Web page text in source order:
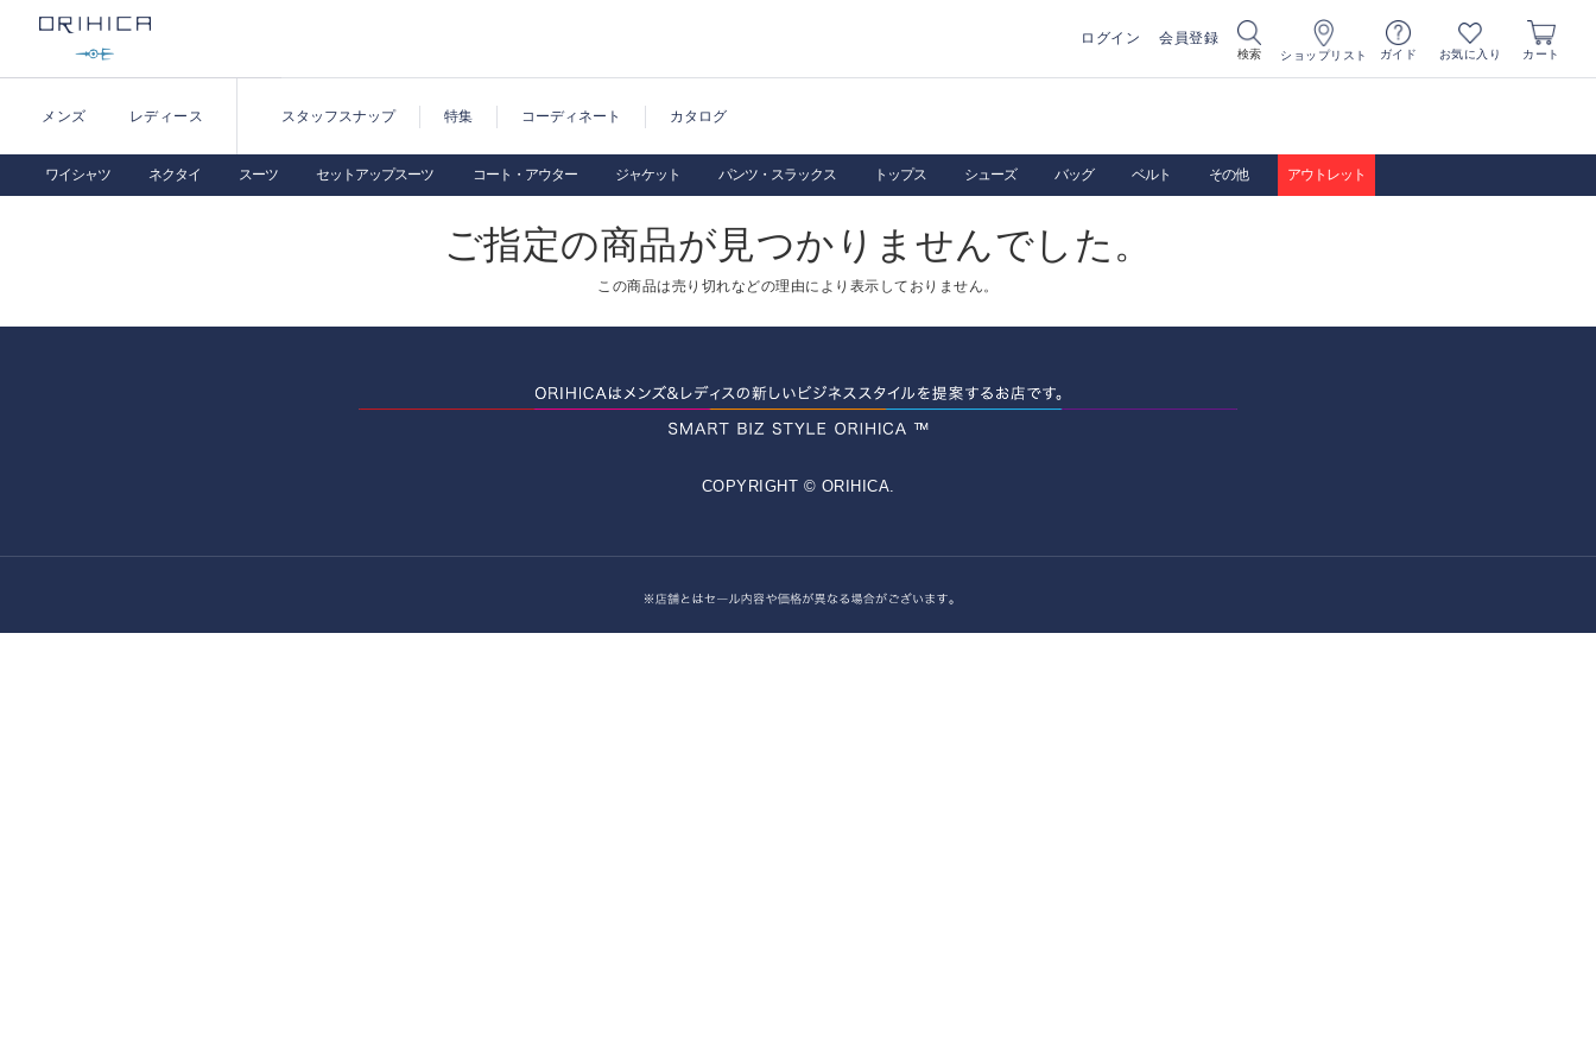
ログイン 会員登録
検索 ショップリスト ガイド お気に入り カート
メンズ レディース スタッフスナップ 特集 コーディネート カタログ
ワイシャツ ネクタイ スーツ セットアップスーツ コート・アウター ジャケット パンツ・スラックス トップス シューズ バッグ ベルト その他 アウトレット
ご指定の商品が見つかりませんでした。
この商品は売り切れなどの理由により表示しておりません。
COPYRIGHT © ORIHICA.